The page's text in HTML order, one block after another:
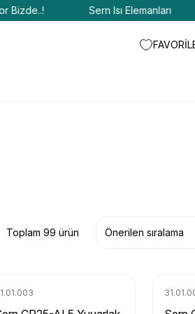
Sern Isı Elemanları
Toplam 99 ürün